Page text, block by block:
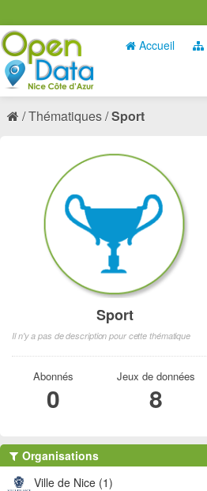
Accueil
Thématiques Sport
Sport
Il n'y a pas de description pour cette thématique
Abonnés
0
Jeux de données
8
Organisations
Ville de Nice (1)